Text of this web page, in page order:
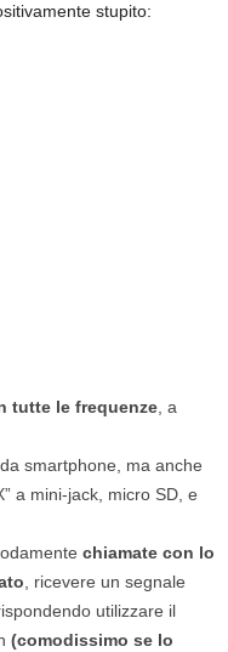
stupito:
tutte le frequenze, a
smartphone, ma anche
a mini-jack, micro SD, e
chiamate con lo
, ricevere un segnale
utilizzare il
(comodissimo se lo